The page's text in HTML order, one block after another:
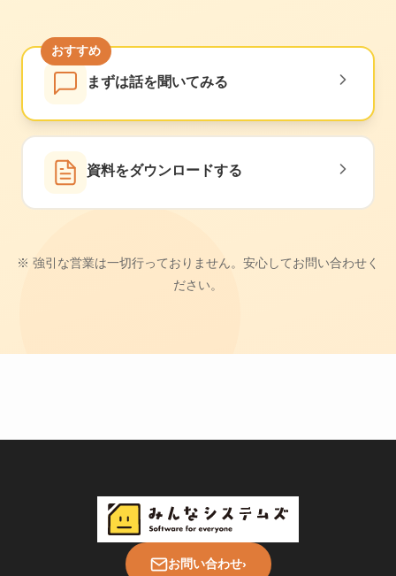
おすすめ
まずは話を聞いてみる
資料をダウンロードする
※ 強引な営業は一切行っておりません。安心してお問い合わせく
ださい。
お問い合わせ›